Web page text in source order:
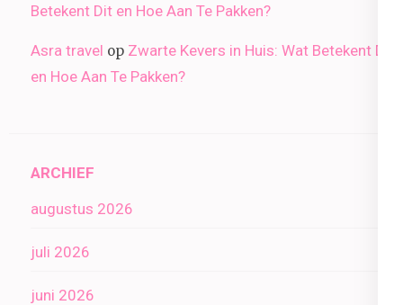
Betekent Dit en Hoe Aan Te Pakken?
Asra travel op Zwarte Kevers in Huis: Wat Betekent Dit
en Hoe Aan Te Pakken?
ARCHIEF
augustus 2026
juli 2026
juni 2026